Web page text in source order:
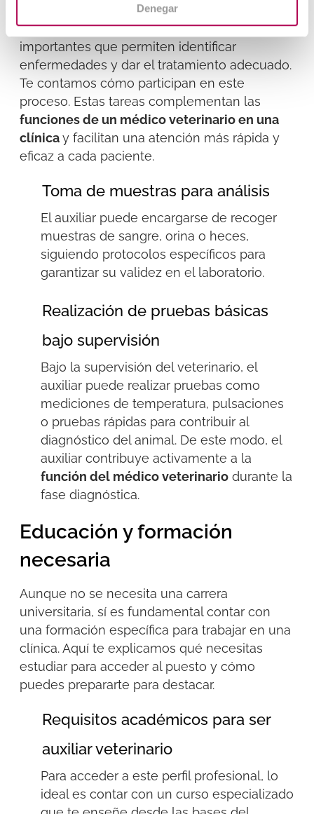
Denegar
también ayudan al veterinario a entender qué
les pasa. Para ello, colaboran en tareas
importantes que permiten identificar
enfermedades y dar el tratamiento adecuado.
Te contamos cómo participan en este
proceso.Estas tareas complementan las
funciones de un médico veterinario en una
clínicay facilitan una atención más rápida y
eficaz a cada paciente.
Toma de muestras para análisis
El auxiliar puede encargarse de recoger
muestras de sangre, orina o heces,
siguiendo protocolos específicos para
garantizar su validez en el laboratorio.
Realización de pruebas básicas
bajo supervisión
Bajo la supervisión del veterinario, el
auxiliar puede realizar pruebas como
mediciones de temperatura, pulsaciones
o pruebas rápidas para contribuiral
diagnóstico del animal.De este modo, el
auxiliar contribuye activamente a la
función del médico veterinariodurante la
fase diagnóstica.
Educación y formación
necesaria
Aunque no se necesita una carrera
universitaria, sí es fundamental contar con
una formación específica para trabajar en una
clínica. Aquí te explicamos qué necesitas
estudiar para acceder al puesto y cómo
puedes prepararte para destacar.
Requisitos académicos para ser
auxiliar veterinario
Para acceder a este perfil profesional, lo
ideal es contar con un curso especializado